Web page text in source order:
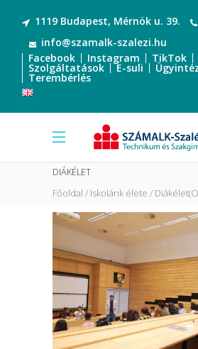
1119 Budapest, Mérnök u. 39.
info@szamalk-szalezi.hu
Facebook
Instagram TikTok
Szolgáltatások E-suli
Terembérlés
DIÁKÉLET
Főoldal Iskolánk élete Diákélet